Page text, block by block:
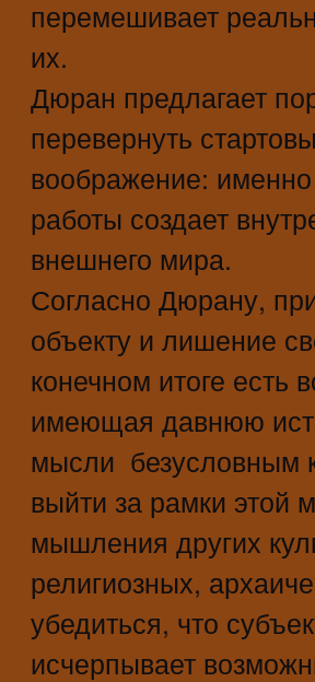
перемешивает
их.
Дюран предлагает
перевернуть
воображение:
работы создает
внешнего мира.
Согласно Дюрану,
объекту и лишение
конечном итоге есть
имеющая давнюю
мысли безусловным
выйти за рамки этой
мышления других
религиозных,
убедиться, что
исчерпывает